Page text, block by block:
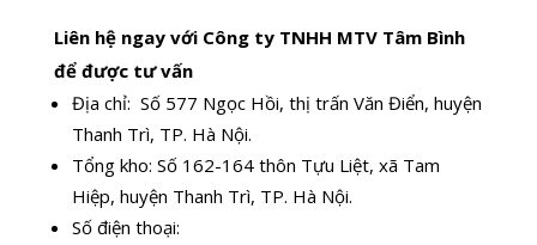
Liên hệ ngay với Công ty TNHH MTV Tâm Bình
để được tư vấn
Địa chỉ: Số 577 Ngọc Hồi, thị trấn Văn Điển, huyện
Thanh Trì, TP. Hà Nội.
Tổng kho: Số 162-164 thôn Tựu Liệt, xã Tam
Hiệp, huyện Thanh Trì, TP. Hà Nội.
Số điện thoại: